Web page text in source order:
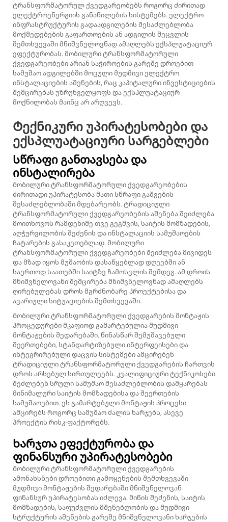
ტრანსფორმატორულ ქვედგარეობებს როგორც ძირითად
ელექტროენერგიის განაწილების სისტემებს. ელექტრო
ინფრასტრუქტურის გადაადგილების შესაძლებლობა
მოქმედებების გაფართოების ან ადგილის შეცვლის
შემთხვევაში მნიშვნელოვნად ამაღლებს ექსპლუატაციურ
ეფექტურობას. მობილური ტრანსფორმატორული
ქვედგარეობები არიან საჭიროების გარეშე დროებით
სამუშაო ადგილებში მოცული მუდმივი ელექტრო
ინსტალაციების აშენების, რაც კაპიტალური ინვესტიციების
შემცირებას უზრუნველყოფს და ექსპლუატაციურ
მოქნილობას მაინც არ არღვევს.
Ტექნიკური უპირატესობები და
ექსპლუატაციური სარგებლები
Სწრაფი განთავსება და
ინსტალირება
Მობილური ტრანსფორმატორული ქვედგარეობების
ძირითადი უპირატესობა მათი სწრაფი გაშვების
შესაძლებლობაში მდებარეობს. ტრადიციული
ტრანსფორმატორული ქვედგარეობების აშენება შეიძლება
მოითხოვოს რამდენიმე თვე გეგმვის, საიტის მომზადების,
აღჭურვილობის შეძენის და ინსტალაციის სამუშაოების
ჩატარების გასაკეთებლად. მობილური
ტრანსფორმატორული ქვედგარეობები შეიძლება მივიდეს
და მზად იყოს მუშაობის დასაწყებლად დღეებში ან
საერთოდ საათებში საიტზე ჩამოსვლის შემდეგ. ამ დროის
მნიშვნელოვანი შემცირება მნიშვნელოვნად ამაღლებს
ღირებულებას დროს მგრძნობარე პროექტებისა და
ავარიული სიტუაციების შემთხვევაში.
Მობილური ტრანსფორმატორული ქვედგარების მონტაჟის
პროცედურები მკაფიოდ გამარტებულია მუდმივი
მონტაჟების შედარებაში. წინასწარ შემუშავებული
შეერთებები, სტანდარტიზებული ინტერფეისები და
ინტეგრირებული დაცვის სისტემები ამცირებენ
ტრადიციული ტრანსფორმატორული ქვედგარების ჩართვის
დროს არსებულ სირთულეებს. კვალიფიციური ტექნიკოსები
შეძლებენ სრული სამუშაო შესაძლებლობის დამყარებას
მინიმალური საიტის მომზადებისა და შეერთების
სამუშაოებით. ეს გამარტებული მონტაჟის პროცესი
ამცირებს როგორც სამუშაო ძალის ხარჯებს, ასევე
პროექტის რისკ-ფაქტორებს.
Ხარჯთა ეფექტურობა და
ფინანსური უპირატესობები
Მობილური ტრანსფორმატორული ქვედგარების
ამონახსნები დროებითი გამოყენების შემთხვევაში
მუდმივი მონტაჟების შედარებაში მნიშვნელოვან
ფინანსურ უპირატესობას იძლევა. მიწის შეძენის, საიტის
მომზადების, საფუძვლის მშენებლობის და მუდმივი
სტრუქტურის აშენების გარეშე მნიშვნელოვანი ხარჯების